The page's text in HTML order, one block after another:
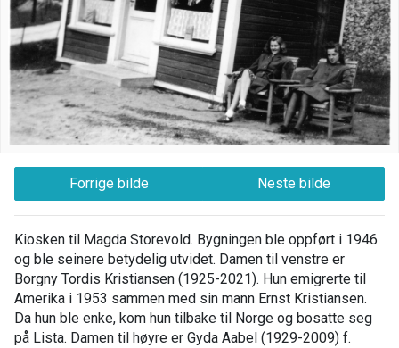
Forrige bilde Neste bilde
Kiosken til Magda Storevold. Bygningen ble oppført i 1946
og ble seinere betydelig utvidet. Damen til venstre er
Borgny Tordis Kristiansen (1925-2021). Hun emigrerte til
Amerika i 1953 sammen med sin mann Ernst Kristiansen.
Da hun ble enke, kom hun tilbake til Norge og bosatte seg
på Lista. Damen til høyre er Gyda Aabel (1929-2009) f.